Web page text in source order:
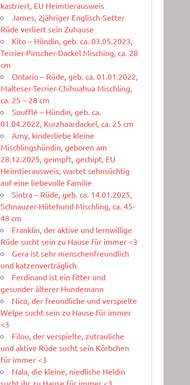
kastriert, EU Heimtierausweis
James, 2jähriger Englisch-Setter
Rüde verliert sein Zuhause
Kito – Hündin, geb. ca. 03.05.2023,
Terrier-Pinscher-Dackel Misching, ca. 28
cm
Ontario – Rüde, geb. ca. 01.01.2022,
Malteser-Terrier-Chihuahua Mischling,
ca. 25 – 28 cm
Soufflè – Hündin, geb. ca.
01.04.2022, Kurzhaardackel, ca. 25 cm
Amy, kinderliebe kleine
Mischlingshündin, geboren am
28.12.2025, geimpft, gechipt, EU
Heimtierausweis, wartet sehnsüchtig
auf eine liebevolle Familie
Sintra – Rüde, geb. ca. 14.01.2025,
Schnauzer-Hütehund Mischling, ca. 45-
48 cm
Franklin, der aktive und lernwillige
Rüde sucht sein zu Hause für immer <3
Gera ist sehr menschenfreundlich
und katzenverträglich
Ferdinand ist ein fitter und
gesunder älterer Hundemann
Nico, der freundliche und verspielte
Welpe sucht sein zu Hause für immer
<3
Filou, der verspielte, zutrauliche
und aktive Rüde sucht sein Körbchen
für immer <3
Nala, die kleine, niedliche Heldin